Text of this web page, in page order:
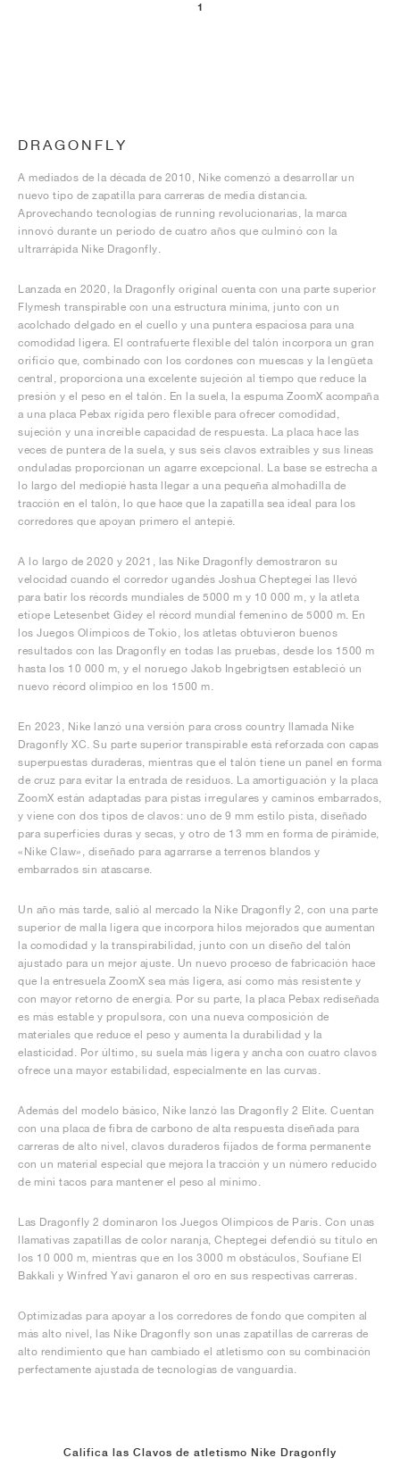
1
DRAGONFLY
A mediados de la década de 2010, Nike comenzó a desarrollar un
nuevo tipo de zapatilla para carreras de media distancia.
Aprovechando tecnologías de running revolucionarias, la marca
innovó durante un periodo de cuatro años que culminó con la
ultrarrápida Nike Dragonfly.
Lanzada en 2020, la Dragonfly original cuenta con una parte superior
Flymesh transpirable con una estructura mínima, junto con un
acolchado delgado en el cuello y una puntera espaciosa para una
comodidad ligera. El contrafuerte flexible del talón incorpora un gran
orificio que, combinado con los cordones con muescas y la lengüeta
central, proporciona una excelente sujeción al tiempo que reduce la
presión y el peso en el talón. En la suela, la espuma ZoomX acompaña
a una placa Pebax rígida pero flexible para ofrecer comodidad,
sujeción y una increíble capacidad de respuesta. La placa hace las
veces de puntera de la suela, y sus seis clavos extraíbles y sus líneas
onduladas proporcionan un agarre excepcional. La base se estrecha a
lo largo del mediopié hasta llegar a una pequeña almohadilla de
tracción en el talón, lo que hace que la zapatilla sea ideal para los
corredores que apoyan primero el antepié.
A lo largo de 2020 y 2021, las Nike Dragonfly demostraron su
velocidad cuando el corredor ugandés Joshua Cheptegei las llevó
para batir los récords mundiales de 5000 m y 10 000 m, y la atleta
etíope Letesenbet Gidey el récord mundial femenino de 5000 m. En
los Juegos Olímpicos de Tokio, los atletas obtuvieron buenos
resultados con las Dragonfly en todas las pruebas, desde los 1500 m
hasta los 10 000 m, y el noruego Jakob Ingebrigtsen estableció un
nuevo récord olímpico en los 1500 m.
En 2023, Nike lanzó una versión para cross country llamada Nike
Dragonfly XC. Su parte superior transpirable está reforzada con capas
superpuestas duraderas, mientras que el talón tiene un panel en forma
de cruz para evitar la entrada de residuos. La amortiguación y la placa
ZoomX están adaptadas para pistas irregulares y caminos embarrados,
y viene con dos tipos de clavos: uno de 9 mm estilo pista, diseñado
para superficies duras y secas, y otro de 13 mm en forma de pirámide,
«Nike Claw», diseñado para agarrarse a terrenos blandos y
embarrados sin atascarse.
Un año más tarde, salió al mercado la Nike Dragonfly 2, con una parte
superior de malla ligera que incorpora hilos mejorados que aumentan
la comodidad y la transpirabilidad, junto con un diseño del talón
ajustado para un mejor ajuste. Un nuevo proceso de fabricación hace
que la entresuela ZoomX sea más ligera, así como más resistente y
con mayor retorno de energía. Por su parte, la placa Pebax rediseñada
es más estable y propulsora, con una nueva composición de
materiales que reduce el peso y aumenta la durabilidad y la
elasticidad. Por último, su suela más ligera y ancha con cuatro clavos
ofrece una mayor estabilidad, especialmente en las curvas.
Además del modelo básico, Nike lanzó las Dragonfly 2 Elite. Cuentan
con una placa de fibra de carbono de alta respuesta diseñada para
carreras de alto nivel, clavos duraderos fijados de forma permanente
con un material especial que mejora la tracción y un número reducido
de mini tacos para mantener el peso al mínimo.
Las Dragonfly 2 dominaron los Juegos Olímpicos de París. Con unas
llamativas zapatillas de color naranja, Cheptegei defendió su título en
los 10 000 m, mientras que en los 3000 m obstáculos, Soufiane El
Bakkali y Winfred Yavi ganaron el oro en sus respectivas carreras.
Optimizadas para apoyar a los corredores de fondo que compiten al
más alto nivel, las Nike Dragonfly son unas zapatillas de carreras de
alto rendimiento que han cambiado el atletismo con su combinación
perfectamente ajustada de tecnologías de vanguardia.
Califica las Clavos de atletismo Nike Dragonfly